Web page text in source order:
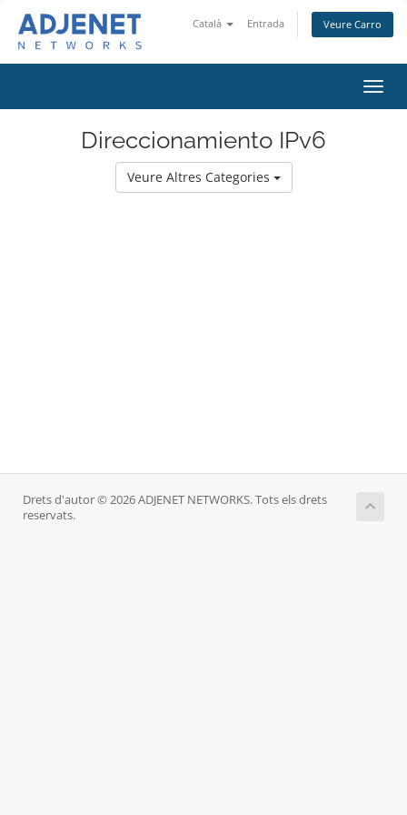
Català Entrada Veure Carro
la
Direccionamiento IPv6
Veure Altres Categories
Drets d'autor © 2026 ADJENET NETWORKS. Tots els drets
reservats.